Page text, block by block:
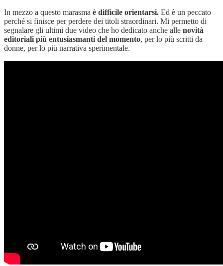
In mezzo a questo marasma è difficile orientarsi. Ed è un peccato
perché si finisce per perdere dei titoli straordinari. Mi permetto di
segnalare gli ultimi due video che ho dedicato anche alle novità
editoriali più entusiasmanti del momento, per lo più scritti da
donne, per lo più narrativa sperimentale.